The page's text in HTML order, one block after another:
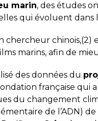
marin, des études
qui évoluent dans
chercheur chinois,(2)
marins, afin de
des données du
française
du changement
de l’ADN)